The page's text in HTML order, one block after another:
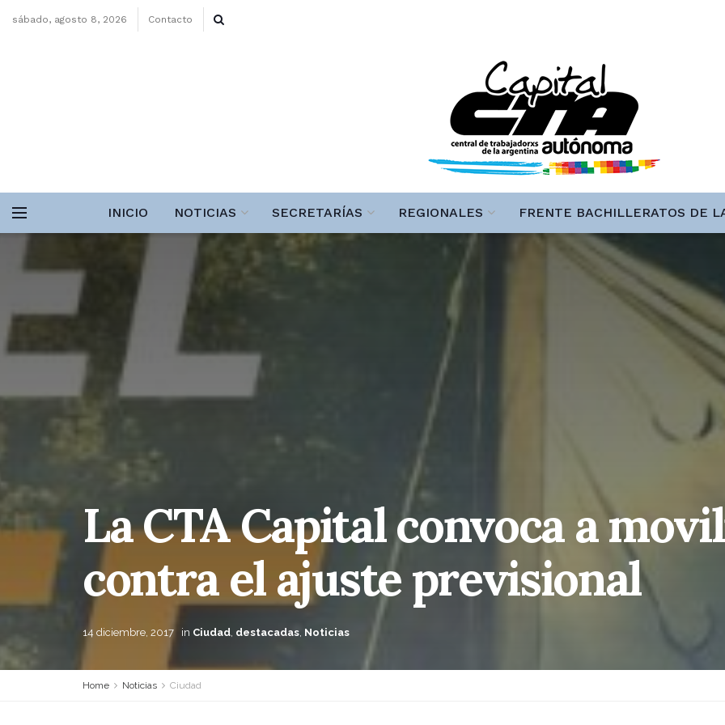
sábado, agosto 8, 2026 Contacto
INICIO NOTICIAS SECRETARÍAS REGIONALES FRENTE BACHILLERATOS DE
La CTA Capital convoca a
contra el ajuste previsional
14 diciembre, 2017 in Ciudad, destacadas, Noticias
Home Noticias Ciudad